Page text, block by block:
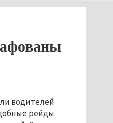
водителей
рейды